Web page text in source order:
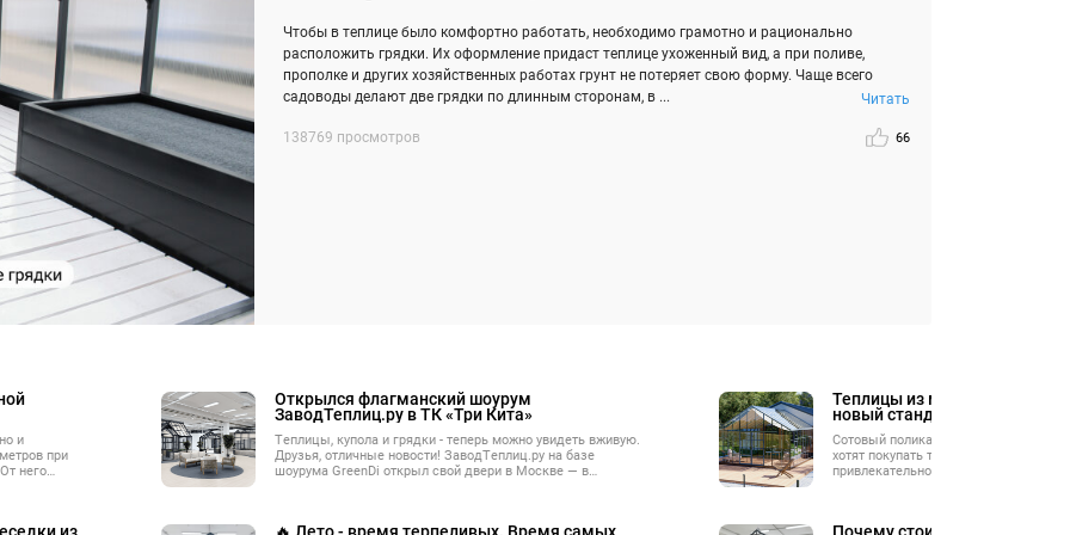
Чтобы в теплице было комфортно работать, необходимо грамотно и рационально
расположить грядки. Их оформление придаст теплице ухоженный вид, а при поливе,
прополке и других хозяйственных работах грунт не потеряет свою форму. Чаще всего
садоводы делают две грядки по длинным сторонам, в ...
Читать
138769 просмотров 66
и
при
него
Открылся флагманский шоурум
ЗаводТеплиц.ру в ТК «Три Кита»
Теплицы, купола и грядки - теперь можно увидеть вживую.
Друзья, отличные новости! ЗаводТеплиц.ру на базе
шоурума GreenDi открыл свой двери в Москве — в
Теплицы из монолитного
новый стандарт, в котором
Сотовый поликарбонат уже в
хотят покупать теплицы, которые
привлекательность сразу после